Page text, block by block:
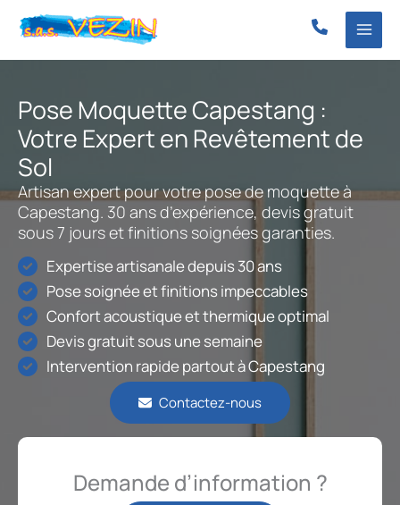
Pose Moquette Capestang :
Votre Expert en Revêtement de
Sol
Artisan expert pour votre pose de moquette à
Capestang. 30 ans d’expérience, devis gratuit
sous 7 jours et finitions soignées garanties.
Expertise artisanale depuis 30 ans
Pose soignée et finitions impeccables
Confort acoustique et thermique optimal
Devis gratuit sous une semaine
Intervention rapide partout à Capestang
Contactez-nous
Demande d’information ?